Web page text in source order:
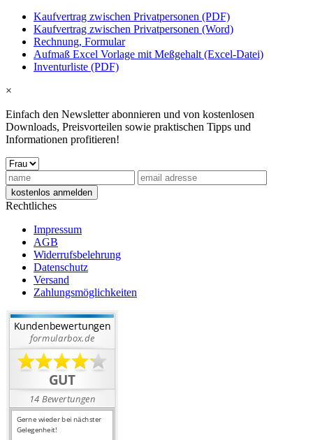
Kaufvertrag zwischen Privatpersonen (PDF)
Kaufvertrag zwischen Privatpersonen (Word)
Rechnung, Formular
Aufmaß Excel Vorlage mit Meßgehalt (Excel-Datei)
Inventurliste (PDF)
×
Einfach den Newsletter abonnieren und von kostenlosen
Downloads, Preisvorteilen sowie praktischen Tipps und
Informationen profitieren!
Rechtliches
Impressum
AGB
Widerrufsbelehrung
Datenschutz
Versand
Zahlungsmöglichkeiten